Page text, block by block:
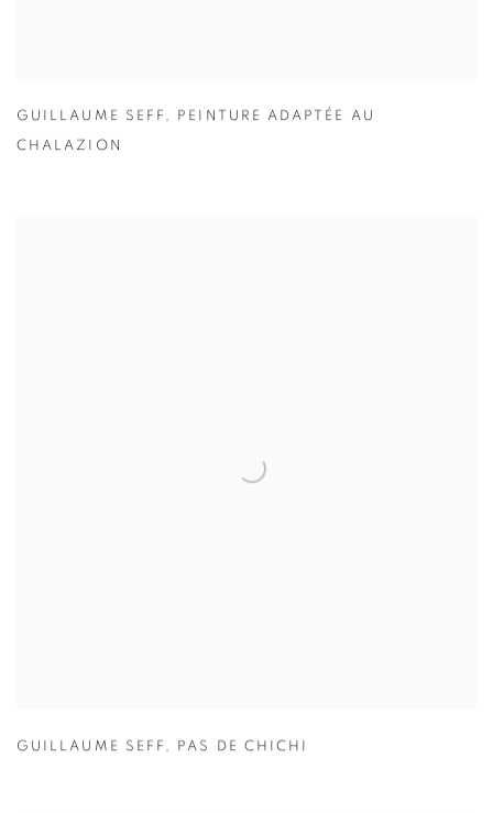
GUILLAUME SEFF , PEINTURE ADAPTÉE AU
CHALAZION
GUILLAUME SEFF , PAS DE CHICHI